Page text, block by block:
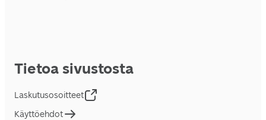
Tietoa sivustosta
Laskutusosoitteet
Käyttöehdot